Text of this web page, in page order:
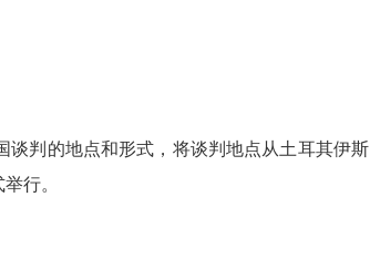
判的地点和形式，将谈判地点从土耳其伊斯
行。